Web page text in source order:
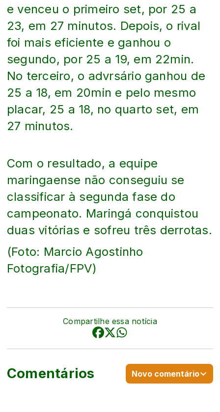
e venceu o primeiro set, por 25 a
23, em 27 minutos. Depois, o rival
foi mais eficiente e ganhou o
segundo, por 25 a 19, em 22min.
No terceiro, o advrsário ganhou de
25 a 18, em 20min e pelo mesmo
placar, 25 a 18, no quarto set, em
27 minutos.
Com o resultado, a equipe
maringaense não conseguiu se
classificar à segunda fase do
campeonato. Maringá conquistou
duas vitórias e sofreu três derrotas.
(Foto: Marcio Agostinho
Fotografia/FPV)
Compartilhe essa notícia
Comentários Novo comentário